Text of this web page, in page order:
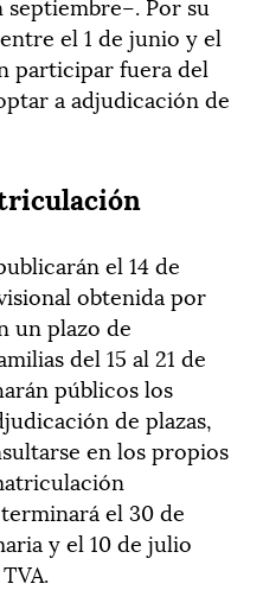
el 1 de junio y el
participar fuera del
a adjudicación de
el 14 de
obtenida por
un plazo de
del 15 al 21 de
públicos los
de plazas,
en los propios
el 30 de
y el 10 de julio